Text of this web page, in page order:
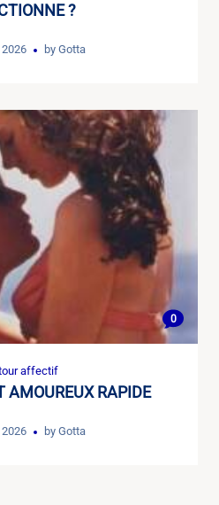
?
by Gotta
0
affectif
AMOUREUX RAPIDE
by Gotta